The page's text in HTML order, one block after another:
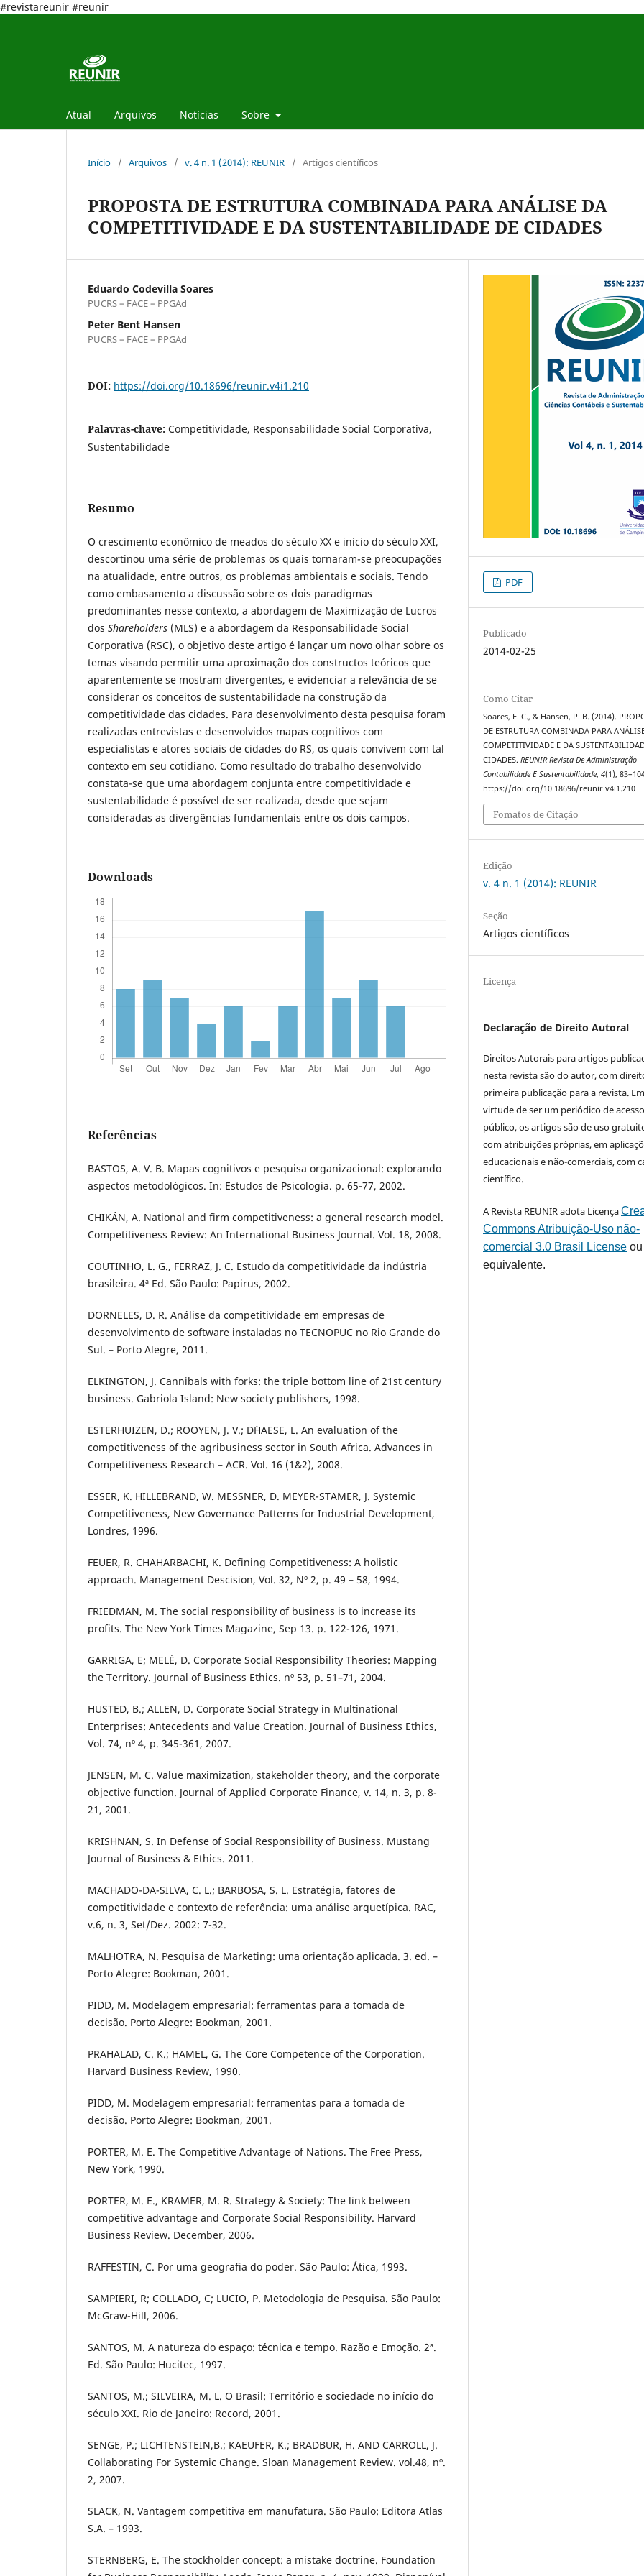
#revistareunir #reunir
Atual Arquivos Notícias Sobre
Início / Arquivos / v. 4 n. 1 (2014): REUNIR / Artigos científicos
PROPOSTA DE ESTRUTURA COMBINADA PARA ANÁLISE DA
COMPETITIVIDADE E DA SUSTENTABILIDADE DE CIDADES
Eduardo Codevilla Soares
PUCRS – FACE – PPGAd
Peter Bent Hansen
PUCRS – FACE – PPGAd
DOI: https://doi.org/10.18696/reunir.v4i1.210
Palavras-chave: Competitividade, Responsabilidade Social Corporativa,
Sustentabilidade
Resumo
O crescimento econômico de meados do século XX e início do século XXI,
descortinou uma série de problemas os quais tornaram-se preocupações
na atualidade, entre outros, os problemas ambientais e sociais. Tendo
como embasamento a discussão sobre os dois paradigmas
predominantes nesse contexto, a abordagem de Maximização de Lucros
dos Shareholders (MLS) e a abordagem da Responsabilidade Social
Corporativa (RSC), o objetivo deste artigo é lançar um novo olhar sobre os
temas visando permitir uma aproximação dos constructos teóricos que
aparentemente se mostram divergentes, e evidenciar a relevância de se
considerar os conceitos de sustentabilidade na construção da
competitividade das cidades. Para desenvolvimento desta pesquisa foram
realizadas entrevistas e desenvolvidos mapas cognitivos com
especialistas e atores sociais de cidades do RS, os quais convivem com tal
contexto em seu cotidiano. Como resultado do trabalho desenvolvido
constata-se que uma abordagem conjunta entre competitividade e
sustentabilidade é possível de ser realizada, desde que sejam
consideradas as divergências fundamentais entre os dois campos.
Downloads
Referências
BASTOS, A. V. B. Mapas cognitivos e pesquisa organizacional: explorando
aspectos metodológicos. In: Estudos de Psicologia. p. 65-77, 2002.
CHIKÁN, A. National and firm competitiveness: a general research model.
Competitiveness Review: An International Business Journal. Vol. 18, 2008.
COUTINHO, L. G., FERRAZ, J. C. Estudo da competitividade da indústria
brasileira. 4ª Ed. São Paulo: Papirus, 2002.
DORNELES, D. R. Análise da competitividade em empresas de
desenvolvimento de software instaladas no TECNOPUC no Rio Grande do
Sul. – Porto Alegre, 2011.
ELKINGTON, J. Cannibals with forks: the triple bottom line of 21st century
business. Gabriola Island: New society publishers, 1998.
ESTERHUIZEN, D.; ROOYEN, J. V.; D´HAESE, L. An evaluation of the
competitiveness of the agribusiness sector in South Africa. Advances in
Competitiveness Research – ACR. Vol. 16 (1&2), 2008.
ESSER, K. HILLEBRAND, W. MESSNER, D. MEYER-STAMER, J. Systemic
Competitiveness, New Governance Patterns for Industrial Development,
Londres, 1996.
FEUER, R. CHAHARBACHI, K. Defining Competitiveness: A holistic
approach. Management Descision, Vol. 32, Nº 2, p. 49 – 58, 1994.
FRIEDMAN, M. The social responsibility of business is to increase its
profits. The New York Times Magazine, Sep 13. p. 122-126, 1971.
GARRIGA, E; MELÉ, D. Corporate Social Responsibility Theories: Mapping
the Territory. Journal of Business Ethics. nº 53, p. 51–71, 2004.
HUSTED, B.; ALLEN, D. Corporate Social Strategy in Multinational
Enterprises: Antecedents and Value Creation. Journal of Business Ethics,
Vol. 74, nº 4, p. 345-361, 2007.
JENSEN, M. C. Value maximization, stakeholder theory, and the corporate
objective function. Journal of Applied Corporate Finance, v. 14, n. 3, p. 8-
21, 2001.
KRISHNAN, S. In Defense of Social Responsibility of Business. Mustang
Journal of Business & Ethics. 2011.
MACHADO-DA-SILVA, C. L.; BARBOSA, S. L. Estratégia, fatores de
competitividade e contexto de referência: uma análise arquetípica. RAC,
v.6, n. 3, Set/Dez. 2002: 7-32.
MALHOTRA, N. Pesquisa de Marketing: uma orientação aplicada. 3. ed. –
Porto Alegre: Bookman, 2001.
PIDD, M. Modelagem empresarial: ferramentas para a tomada de
decisão. Porto Alegre: Bookman, 2001.
PRAHALAD, C. K.; HAMEL, G. The Core Competence of the Corporation.
Harvard Business Review, 1990.
PIDD, M. Modelagem empresarial: ferramentas para a tomada de
decisão. Porto Alegre: Bookman, 2001.
PORTER, M. E. The Competitive Advantage of Nations. The Free Press,
New York, 1990.
PORTER, M. E., KRAMER, M. R. Strategy & Society: The link between
competitive advantage and Corporate Social Responsibility. Harvard
Business Review. December, 2006.
RAFFESTIN, C. Por uma geografia do poder. São Paulo: Ática, 1993.
SAMPIERI, R; COLLADO, C; LUCIO, P. Metodologia de Pesquisa. São Paulo:
McGraw-Hill, 2006.
SANTOS, M. A natureza do espaço: técnica e tempo. Razão e Emoção. 2ª.
Ed. São Paulo: Hucitec, 1997.
SANTOS, M.; SILVEIRA, M. L. O Brasil: Território e sociedade no início do
século XXI. Rio de Janeiro: Record, 2001.
SENGE, P.; LICHTENSTEIN,B.; KAEUFER, K.; BRADBUR, H. AND CARROLL, J.
Collaborating For Systemic Change. Sloan Management Review. vol.48, nº.
2, 2007.
SLACK, N. Vantagem competitiva em manufatura. São Paulo: Editora Atlas
S.A. – 1993.
STERNBERG, E. The stockholder concept: a mistake doctrine. Foundation
PDF
Publicado
2014-02-25
Como Citar
Soares, E. C., & Hansen, P. B. (2014).
DE ESTRUTURA COMBINADA PARA
COMPETITIVIDADE E DA
CIDADES.REUNIR Revista De Administração
Contabilidade E Sustentabilidade,4(1),
https://doi.org/10.18696/reunir.v4i1.210
Fomatos de Citação
Edição
v. 4 n. 1 (2014): REUNIR
Seção
Artigos científicos
Licença
Declaração de Direito Autoral
Direitos Autorais para artigos
nesta revista são do autor, com
primeira publicação para a revista. Em
virtude de ser um periódico de acesso
público, os artigos são de uso
com atribuições próprias, em
educacionais e não-comerciais, com
científico.
A Revista REUNIR adota Licença
Commons Atribuição-Uso não-
comercial 3.0 Brasil License
equivalente.